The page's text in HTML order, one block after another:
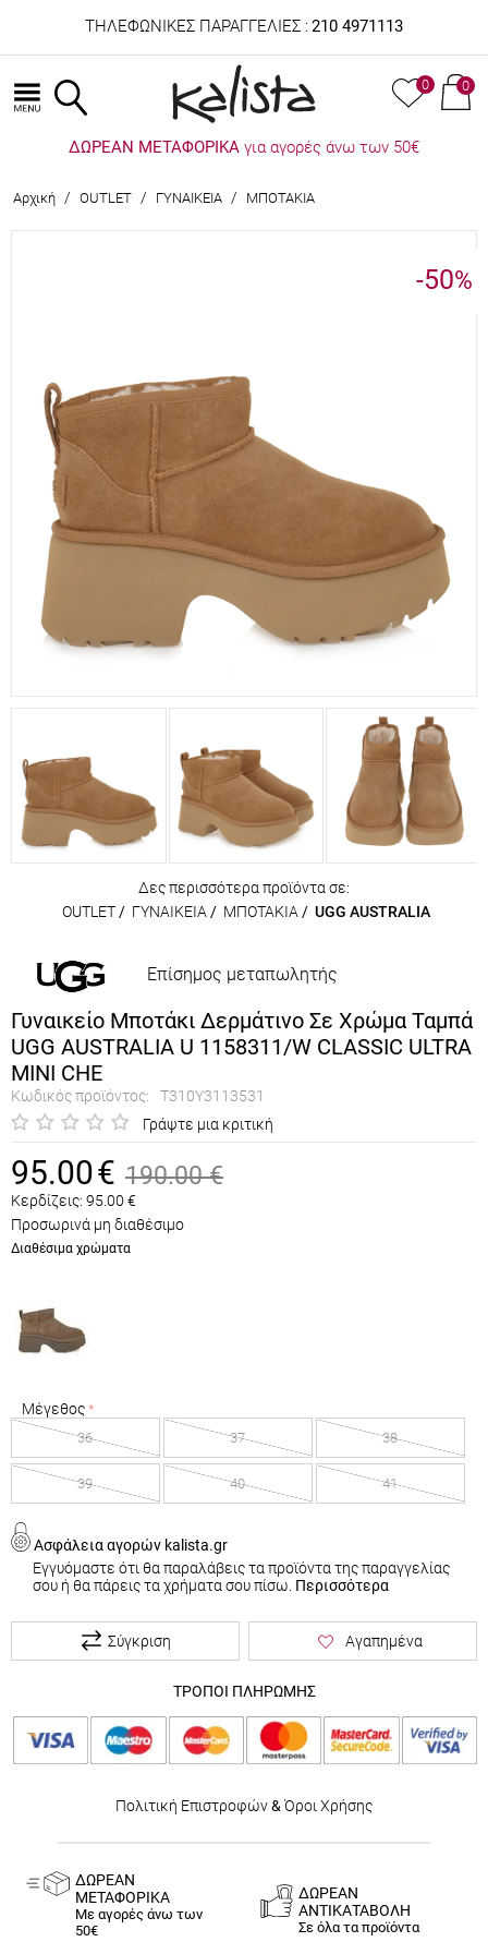
ΤΗΛΕΦΩΝΙΚΕΣ ΠΑΡΑΓΓΕΛΙΕΣ : 210 4971113
0 0
ΔΩΡΕΑΝ ΜΕΤΑΦΟΡΙΚΑ για αγορές άνω των 50€
Αρχική / OUTLET / ΓΥΝΑΙΚΕΙΑ / ΜΠΟΤΑΚΙΑ
-50%
Δες περισσότερα προϊόντα σε:
OUTLET/ ΓΥΝΑΙΚΕΙΑ / ΜΠΟΤΑΚΙΑ / UGG AUSTRALIA
Επίσημος μεταπωλητής
Γυναικείο Μποτάκι Δερμάτινο Σε Χρώμα Ταμπά
UGG AUSTRALIA U 1158311/W CLASSIC ULTRA
MINI CHE
Κωδικός προϊόντος:
T310Y3113531
Γράψτε μια κριτική
95.00€ 190.00 €
Κερδίζεις: 95.00 €
Προσωρινά μη διαθέσιμο
Διαθέσιμα χρώματα
Μέγεθος
36 37 38
39 40 41
Ασφάλεια αγορών kalista.gr
Εγγυόμαστε ότι θα παραλάβεις τα προϊόντα της παραγγελίας
σου ή θα πάρεις τα χρήματα σου πίσω. Περισσότερα
Σύγκριση Αγαπημένα
ΤΡΟΠΟΙ ΠΛΗΡΩΜΗΣ
Πολιτική Επιστροφών& Όροι Χρήσης
ΔΩΡΕΑΝ
ΜΕΤΑΦΟΡΙΚΑ
Με αγορές άνω των
50€
ΔΩΡΕΑΝ
ΑΝΤΙΚΑΤΑΒΟΛΗ
Σε όλα τα προϊόντα